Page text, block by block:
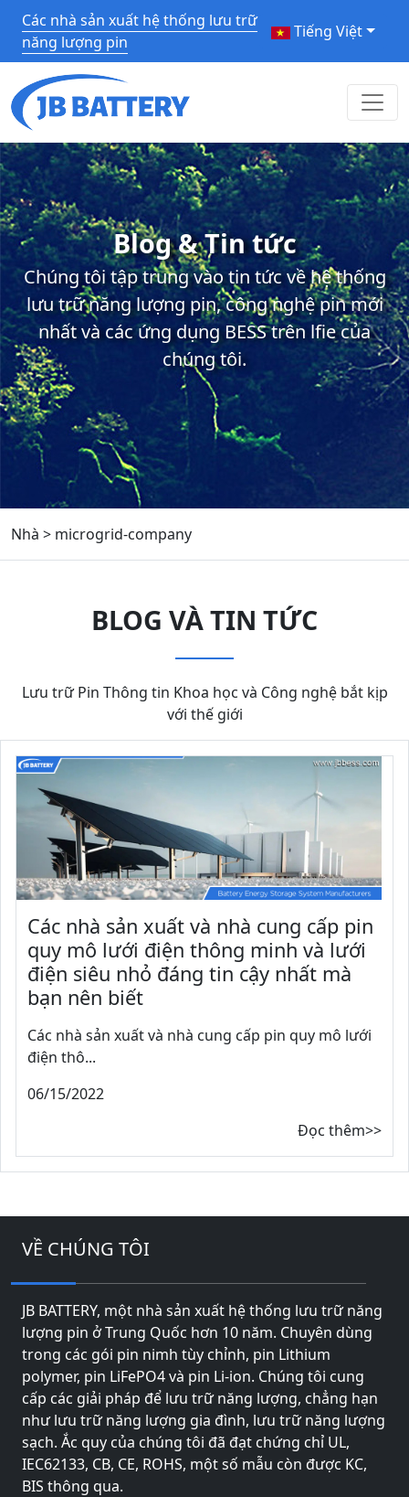
Các nhà sản xuất hệ thống lưu trữ
năng lượng pin
Tiếng Việt
Blog & Tin tức
Chúng tôi tập trung vào tin tức về hệ thống
lưu trữ năng lượng pin, công nghệ pin mới
nhất và các ứng dụng BESS trên lfie của
chúng tôi.
Nhà > microgrid-company
BLOG VÀ TIN TỨC
Lưu trữ Pin Thông tin Khoa học và Công nghệ bắt kịp
với thế giới
Các nhà sản xuất và nhà cung cấp pin
quy mô lưới điện thông minh và lưới
điện siêu nhỏ đáng tin cậy nhất mà
bạn nên biết
Các nhà sản xuất và nhà cung cấp pin quy mô lưới
điện thô...
06/15/2022
Đọc thêm>>
VỀ CHÚNG TÔI
JB BATTERY, một nhà sản xuất hệ thống lưu trữ năng
lượng pin ở Trung Quốc hơn 10 năm. Chuyên dùng
trong các gói pin nimh tùy chỉnh, pin Lithium
polymer, pin LiFePO4 và pin Li-ion. Chúng tôi cung
cấp các giải pháp để lưu trữ năng lượng, chẳng hạn
như lưu trữ năng lượng gia đình, lưu trữ năng lượng
sạch. Ắc quy của chúng tôi đã đạt chứng chỉ UL,
IEC62133, CB, CE, ROHS, một số mẫu còn được KC,
BIS thông qua.